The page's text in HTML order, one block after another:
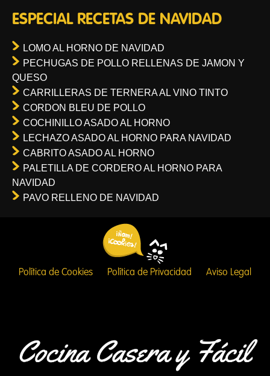
ESPECIAL RECETAS DE NAVIDAD
LOMO AL HORNO DE NAVIDAD
PECHUGAS DE POLLO RELLENAS DE JAMON Y
QUESO
CARRILLERAS DE TERNERA AL VINO TINTO
CORDON BLEU DE POLLO
COCHINILLO ASADO AL HORNO
LECHAZO ASADO AL HORNO PARA NAVIDAD
CABRITO ASADO AL HORNO
PALETILLA DE CORDERO AL HORNO PARA
NAVIDAD
PAVO RELLENO DE NAVIDAD
Política de Cookies Política de Privacidad Aviso Legal